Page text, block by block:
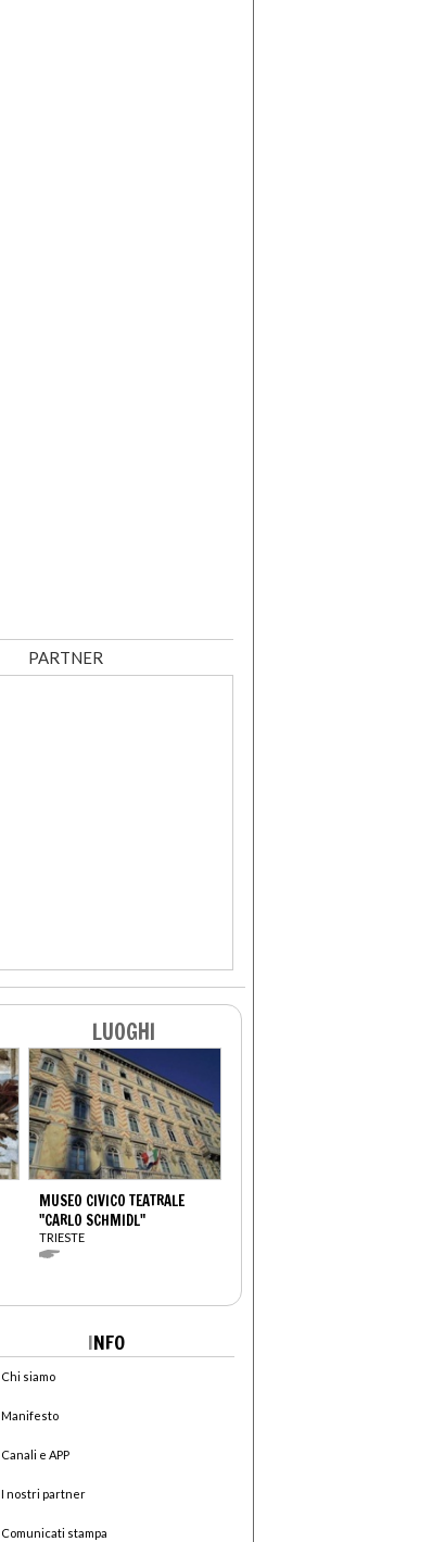
PARTNER
LUOGHI
MUSEO CIVICO TEATRALE
"CARLO SCHMIDL"
TRIESTE
INFO
Chi siamo
Manifesto
Canali e APP
I nostri partner
Comunicati stampa